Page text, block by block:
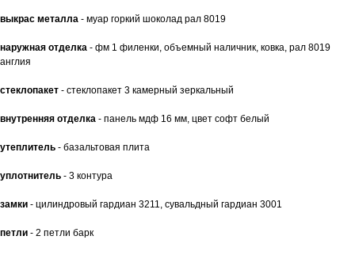
выкрас металла - муар горкий шоколад рал 8019
наружная отделка - фм 1 филенки, объемный наличник, ковка, рал 8019
англия
стеклопакет - стеклопакет 3 камерный зеркальный
внутренняя отделка - панель мдф 16 мм, цвет софт белый
утеплитель - базальтовая плита
уплотнитель - 3 контура
замки - цилиндровый гардиан 3211, сувальдный гардиан 3001
петли - 2 петли барк